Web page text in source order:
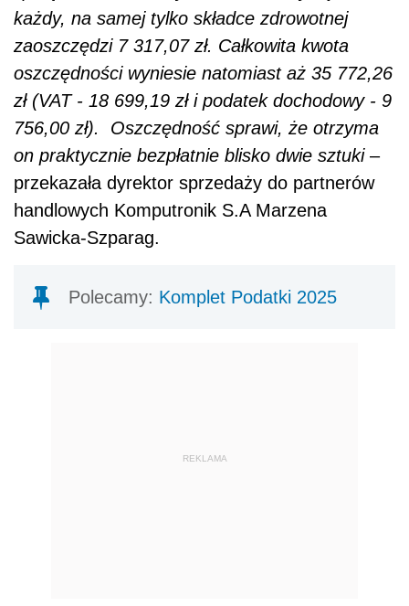
każdy, na samej tylko składce zdrowotnej
zaoszczędzi 7 317,07 zł. Całkowita kwota
oszczędności wyniesie natomiast aż 35 772,26
zł (VAT - 18 699,19 zł i podatek dochodowy - 9
756,00 zł). Oszczędność sprawi, że otrzyma
on praktycznie bezpłatnie blisko dwie sztuki–
przekazała dyrektor sprzedaży do partnerów
handlowych Komputronik S.AMarzena
Sawicka-Szparag.
Polecamy: Komplet Podatki 2025
REKLAMA